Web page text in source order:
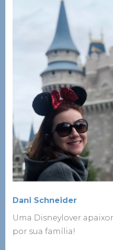
Dani Schneider
Uma Disneylover
por sua família!